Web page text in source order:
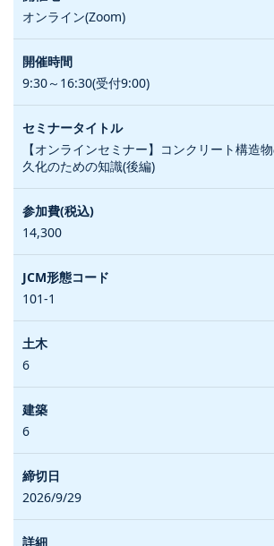
オンライン(Zoom)
9:30～16:30(受付9:00)
【オンラインセミナー】コンクリート構造
久化のための知識(後編)
14,300
101-1
6
6
2026/9/29